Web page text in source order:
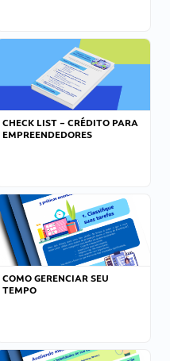
CHECK LIST – CRÉDITO PARA
EMPREENDEDORES
COMO GERENCIAR SEU
TEMPO